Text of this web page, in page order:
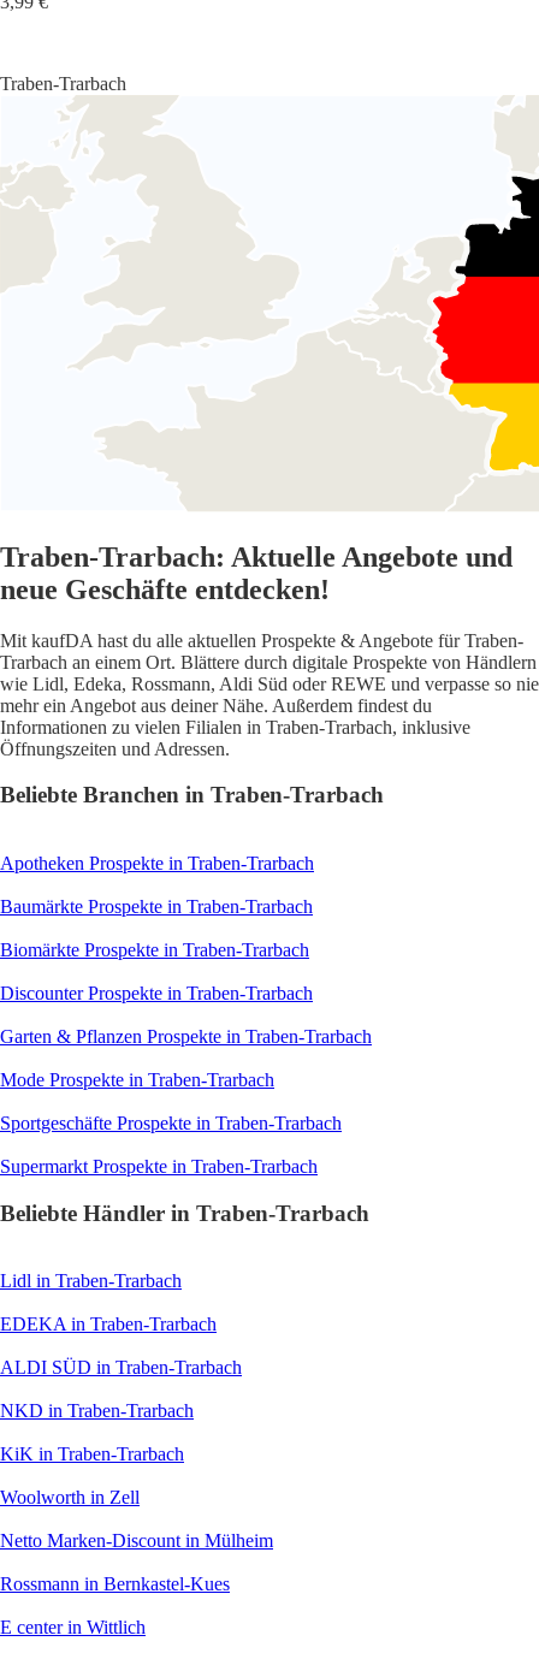
Traben-Trarbach
Traben-Trarbach: Aktuelle Angebote und
neue Geschäfte entdecken!
Mit kaufDA hast du alle aktuellen Prospekte & Angebote für Traben-
Trarbach an einem Ort. Blättere durch digitale Prospekte von Händlern
wie Lidl, Edeka, Rossmann, Aldi Süd oder REWE und verpasse so nie
mehr ein Angebot aus deiner Nähe. Außerdem findest du
Informationen zu vielen Filialen in Traben-Trarbach, inklusive
Öffnungszeiten und Adressen.
Beliebte Branchen in Traben-Trarbach
Apotheken Prospekte in Traben-Trarbach
Baumärkte Prospekte in Traben-Trarbach
Biomärkte Prospekte in Traben-Trarbach
DiscounterProspekte in Traben-Trarbach
Garten & Pflanzen Prospekte in Traben-Trarbach
Mode Prospekte in Traben-Trarbach
Sportgeschäfte Prospekte in Traben-Trarbach
Supermarkt Prospekte in Traben-Trarbach
Beliebte Händler in Traben-Trarbach
Lidl in Traben-Trarbach
EDEKA in Traben-Trarbach
ALDI SÜD in Traben-Trarbach
NKD in Traben-Trarbach
KiK in Traben-Trarbach
Woolworth in Zell
Netto Marken-Discount in Mülheim
Rossmann in Bernkastel-Kues
E centerin Wittlich